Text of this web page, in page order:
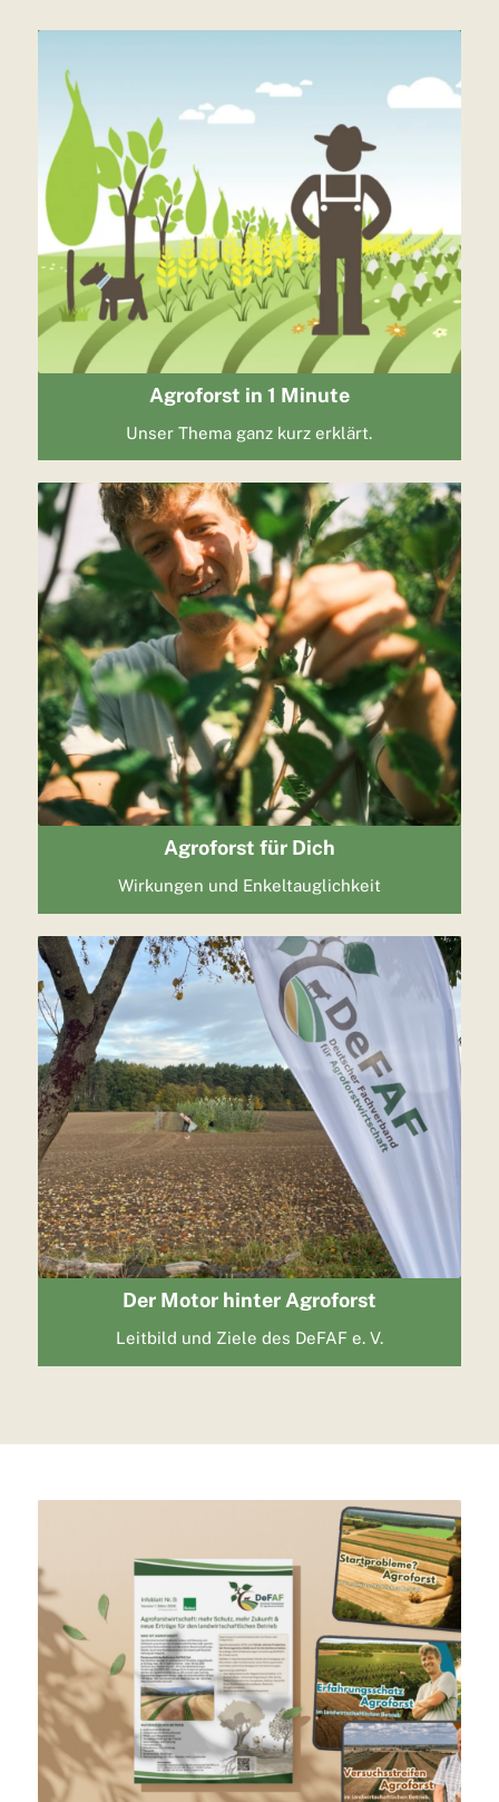
Agroforst in 1 Minute
Unser Thema ganz kurz erklärt.
Agroforst für Dich
Wirkungen und Enkeltauglichkeit
Der Motor hinter Agroforst
Leitbild und Ziele des DeFAF e. V.